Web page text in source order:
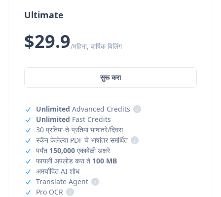
Ultimate
$29.9/महिना, वार्षिक बिलिंग
सुरू करा
Unlimited Advanced Credits
i
Unlimited Fast Credits
30 प्रतिमा-ते-प्रतिमा भाषांतरे/दिवस
स्कॅन केलेल्या PDF चे भाषांतर समर्थित
i
पर्यंत 150,000 एकावेळी अक्षरे
फायली अपलोड करा ते 100 MB
अमर्यादित AI शोध
Translate Agent
i
Pro OCR
i